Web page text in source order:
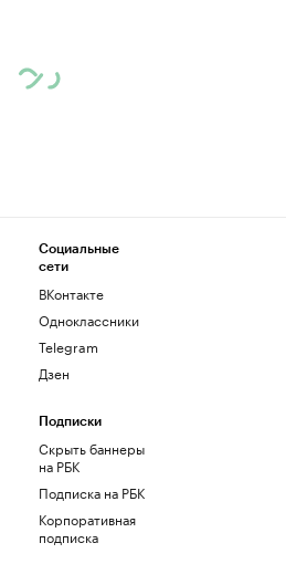
Социальные
сети
ВКонтакте
Одноклассники
Telegram
Дзен
Подписки
Скрыть баннеры
на РБК
Подписка на РБК
Корпоративная
подписка